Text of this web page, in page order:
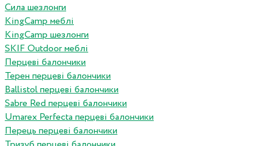
Сила шезлонги
KingCamp меблі
KingCamp шезлонги
SKIF Outdoor меблі
Перцеві балончики
Терен перцеві балончики
Ballistol перцеві балончики
Sabre Red перцеві балончики
Umarex Perfecta перцеві балончики
Перець перцеві балончики